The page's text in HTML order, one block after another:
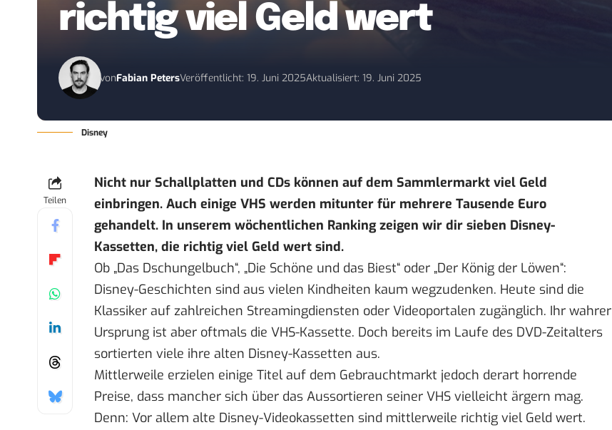
richtig viel Geld wert
vonFabian PetersVeröffentlicht: 19. Juni 2025Aktualisiert: 19. Juni 2025
Disney
Teilen
Nicht nur Schallplatten und CDs können auf dem Sammlermarkt viel Geld
einbringen. Auch einige VHS werden mitunter für mehrere Tausende Euro
gehandelt. In unserem wöchentlichen Rankingzeigen wir dir sieben Disney-
Kassetten, die richtig viel Geld wert sind.
Ob „Das Dschungelbuch“, „Die Schöne und das Biest“ oder „Der König der Löwen“:
Disney-Geschichten sind aus vielen Kindheiten kaum wegzudenken. Heute sind die
Klassiker auf zahlreichen Streamingdiensten oder Videoportalen zugänglich. Ihr wahrer
Ursprung ist aber oftmals die VHS-Kassette. Doch bereits im Laufe des DVD-Zeitalters
sortierten viele ihre alten Disney-Kassetten aus.
Mittlerweile erzielen einige Titel auf dem Gebrauchtmarkt jedoch derart horrende
Preise, dass mancher sich über das Aussortieren seiner VHS vielleicht ärgern mag.
Denn: Vor allem alte Disney-Videokassetten sind mittlerweile richtig viel Geld wert.